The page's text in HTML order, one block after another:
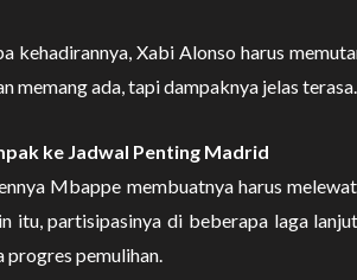
kehadirannya, Xabi Alonso harus
memang ada, tapi dampaknya jelas terasa.
ke Jadwal Penting Madrid
Mbappe membuatnya harus
itu, partisipasinya di beberapa laga
progres pemulihan.